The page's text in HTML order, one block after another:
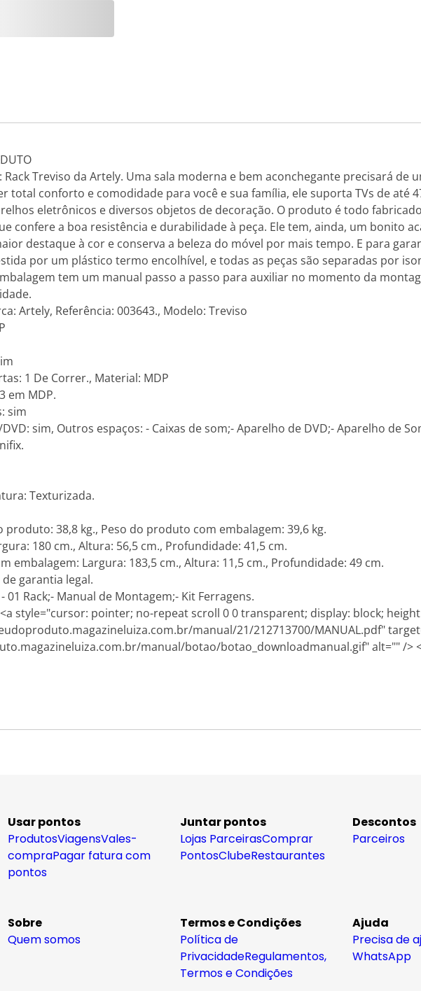
Treviso da Artely. Uma sala moderna e bem aconchegante precisará de
total conforto e comodidade para você e sua família, ele suporta TVs de até
eletrônicos e diversos objetos de decoração. O produto é todo
confere a boa resistência e durabilidade à peça. Ele tem, ainda, um bonito
destaque à cor e conserva a beleza do móvel por mais tempo. E para
por um plástico termo encolhível, e todas as peças são separadas por
tem um manual passo a passo para auxiliar no momento da
Artely, Referência: 003643., Modelo: Treviso
1 De Correr., Material: MDP
em MDP.
sim
sim, Outros espaços: - Caixas de som;- Aparelho de DVD;- Aparelho de
Texturizada.
produto: 38,8 kg., Peso do produto com embalagem: 39,6 kg.
180 cm., Altura: 56,5 cm., Profundidade: 41,5 cm.
embalagem: Largura: 183,5 cm., Altura: 11,5 cm., Profundidade: 49 cm.
garantia legal.
01 Rack;- Manual de Montagem;- Kit Ferragens.
style="cursor: pointer; no-repeat scroll 0 0 transparent; display: block;
manual/21/212713700/MANUAL.pdf"
manual/botao/botao_downloadmanual.gif" alt="" />
Usar pontos
ProdutosViagensVales-
compraPagar fatura com
pontos
Juntar pontos
Lojas ParceirasComprar
PontosClubeRestaurantes
Descontos
Parceiros
Sobre
Quem somos
Termos e Condições
Política de
PrivacidadeRegulamentos,
Termos e Condições
Ajuda
Precisa de
WhatsApp